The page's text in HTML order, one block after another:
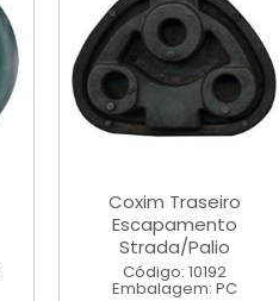
Coxim Traseiro
Escapamento
Strada/Palio
Código: 10192
Embalagem: PC